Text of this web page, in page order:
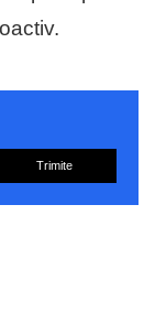
Trimite